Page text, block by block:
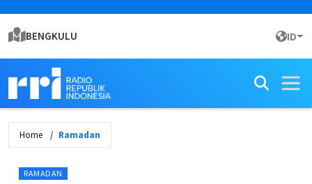
BENGKULU ID
Home Ramadan
RAMADAN